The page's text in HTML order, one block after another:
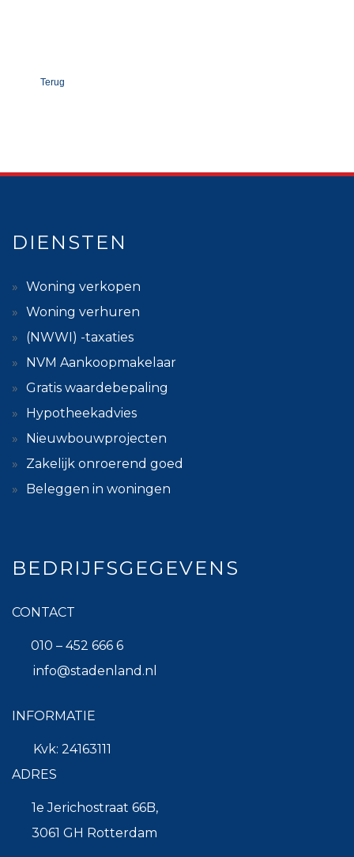
Terug
DIENSTEN
Woning verkopen
Woning verhuren
(NWWI) -taxaties
NVM Aankoopmakelaar
Gratis waardebepaling
Hypotheekadvies
Nieuwbouwprojecten
Zakelijk onroerend goed
Beleggen in woningen
BEDRIJFSGEGEVENS
CONTACT
010 – 452 666 6
info@stadenland.nl
INFORMATIE
Kvk: 24163111
ADRES
1e Jerichostraat 66B,
3061 GH Rotterdam